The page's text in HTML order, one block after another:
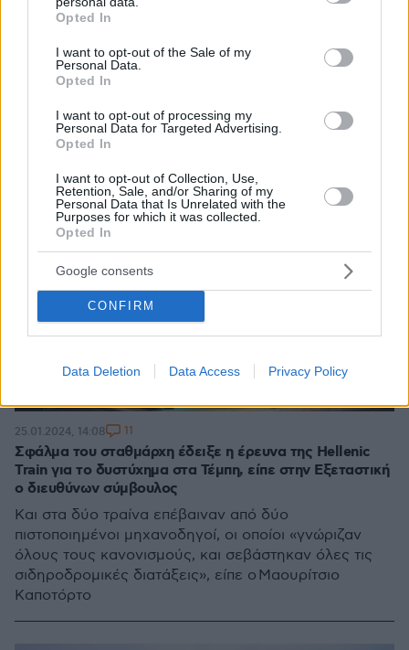
grant or deny consent to Google and its third-party tags to
use your data for below specified purposes in below Google
consent section.
Opted In
I want to opt-out of the Sale of my
Personal Data.
Opted In
I want to opt-out of processing my
Personal Data for Targeted Advertising.
Opted In
I want to opt-out of Collection, Use,
Retention, Sale, and/or Sharing of my
Personal Data that Is Unrelated with the
Purposes for which it was collected.
Opted In
Google consents
CONFIRM
Data Deletion Data Access Privacy Policy
Σφάλμα του σταθμάρχη έδειξε η έρευνα της Hellenic
Train για το δυστύχημα στα Τέμπη, είπε στην Εξεταστική
ο διευθύνων σύμβουλος
Και στα δύο τραίνα επέβαιναν από δύο
πιστοποιημένοι μηχανοδηγοί, οι οποίοι «γνώριζαν
όλους τους κανονισμούς, και σεβάστηκαν όλες τις
σιδηροδρομικές διατάξεις», είπε ο Μαουρίτσιο
Καποτόρτο
25.01.2024, 14:08 11